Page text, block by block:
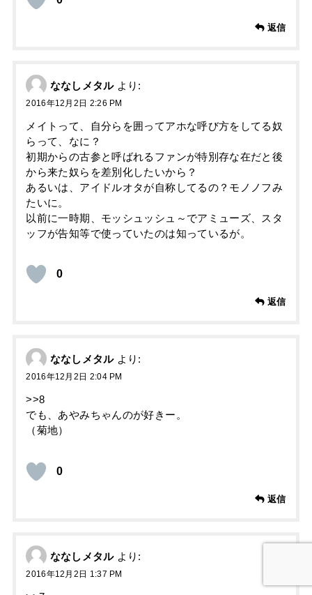
返信
ななしメタル より:
2016年12月2日 2:26 PM
メイトって、自分らを囲ってアホな呼び方をしてる奴
らって、なに？
初期からの古参と呼ばれるファンが特別存な在だと後
から来た奴らを差別化したいから？
あるいは、アイドルオタが自称してるの？モノノフみ
たいに。
以前に一時期、モッシュッシュ～でアミューズ、スタ
ッフが告知等で使っていたのは知っているが。
0
返信
ななしメタル より:
2016年12月2日 2:04 PM
>>8
でも、あやみちゃんのが好きー。
（菊地）
0
返信
ななしメタル より:
2016年12月2日 1:37 PM